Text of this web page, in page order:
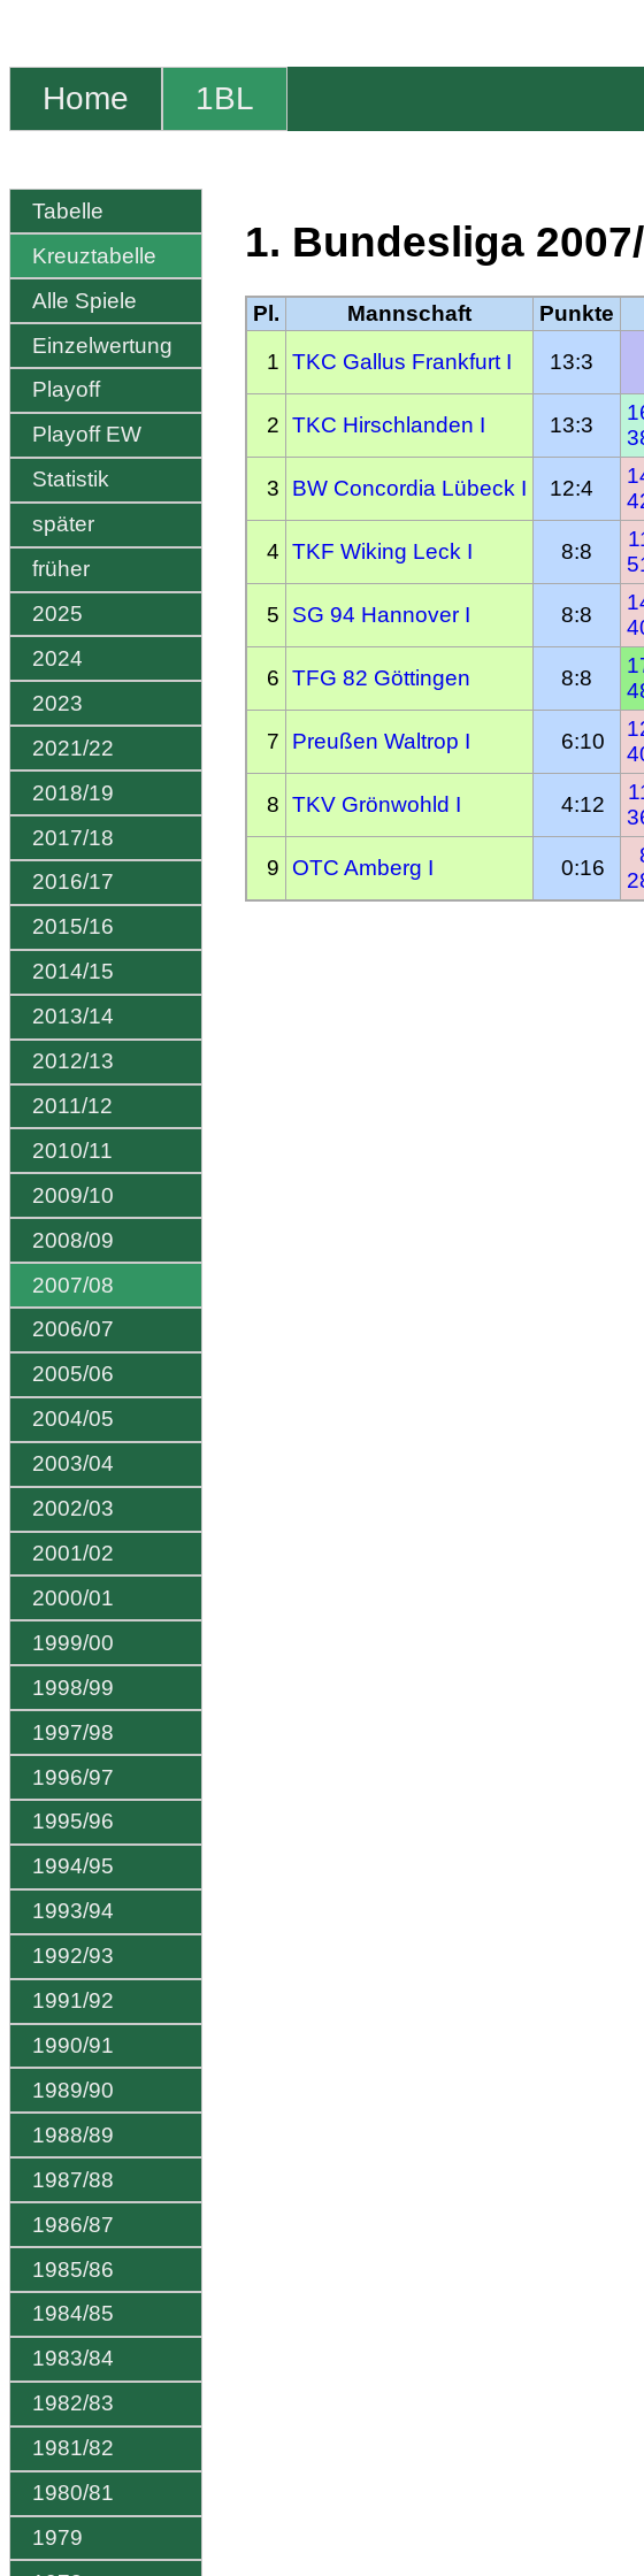
Home 1BL
Tabelle
Kreuztabelle
Alle Spiele
Einzelwertung
Playoff
Playoff EW
Statistik
später
früher
2025
2024
2023
2021/22
2018/19
2017/18
2016/17
2015/16
2014/15
2013/14
2012/13
2011/12
2010/11
2009/10
2008/09
2007/08
2006/07
2005/06
2004/05
2003/04
2002/03
2001/02
2000/01
1999/00
1998/99
1997/98
1996/97
1995/96
1994/95
1993/94
1992/93
1991/92
1990/91
1989/90
1988/89
1987/88
1986/87
1985/86
1984/85
1983/84
1982/83
1981/82
1980/81
1979
1. Bundesliga
Pl. Mannschaft Punkte
1 TKC Gallus Frankfurt I 13:3
2 TKC Hirschlanden I 13:3
3 BW Concordia Lübeck I 12:4
4 TKF Wiking Leck I 8:8
5 SG 94 Hannover I 8:8
6 TFG 82 Göttingen 8:8
7 Preußen Waltrop I
  6:10
8 TKV Grönwohld I
  4:12
9 OTC Amberg I
  0:16